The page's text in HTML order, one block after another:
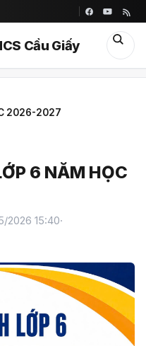
Cầu Giấy
2026-2027
6 NĂM HỌC
2026 15:40·